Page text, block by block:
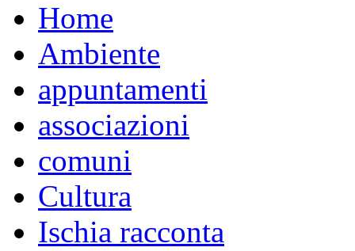
Home
Ambiente
appuntamenti
associazioni
comuni
Cultura
Ischia racconta